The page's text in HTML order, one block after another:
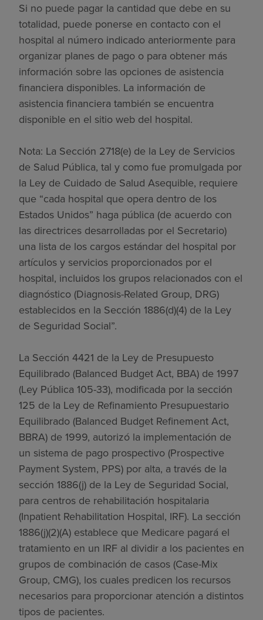
Si no puede pagar la cantidad que debe en su
totalidad, puede ponerse en contacto con el
hospital al número indicado anteriormente para
organizar planes de pago o para obtener más
información sobre las opciones de asistencia
financiera disponibles. La información de
asistencia financiera también se encuentra
disponible en el sitio web del hospital.
Nota: La Sección 2718(e) de la Ley de Servicios
de Salud Pública, tal y como fue promulgada por
la Ley de Cuidado de Salud Asequible, requiere
que “cada hospital que opera dentro de los
Estados Unidos” haga pública (de acuerdo con
las directrices desarrolladas por el Secretario)
una lista de los cargos estándar del hospital por
artículos y servicios proporcionados por el
hospital, incluidos los grupos relacionados con el
diagnóstico (Diagnosis-Related Group, DRG)
establecidos en la Sección 1886(d)(4) de la Ley
de Seguridad Social”.
La Sección 4421 de la Ley de Presupuesto
Equilibrado (Balanced Budget Act, BBA) de 1997
(Ley Pública 105-33), modificada por la sección
125 de la Ley de Refinamiento Presupuestario
Equilibrado (Balanced Budget Refinement Act,
BBRA) de 1999, autorizó la implementación de
un sistema de pago prospectivo (Prospective
Payment System, PPS) por alta, a través de la
sección 1886(j) de la Ley de Seguridad Social,
para centros de rehabilitación hospitalaria
(Inpatient Rehabilitation Hospital, IRF). La sección
1886(j)(2)(A) establece que Medicare pagará el
tratamiento en un IRF al dividir a los pacientes en
grupos de combinación de casos (Case-Mix
Group, CMG), los cuales predicen los recursos
necesarios para proporcionar atención a distintos
tipos de pacientes.